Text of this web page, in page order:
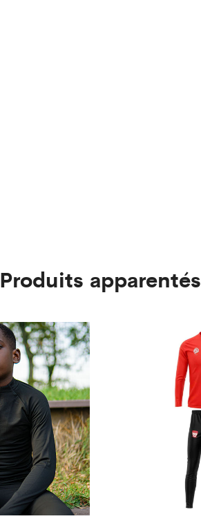
Produits apparentés